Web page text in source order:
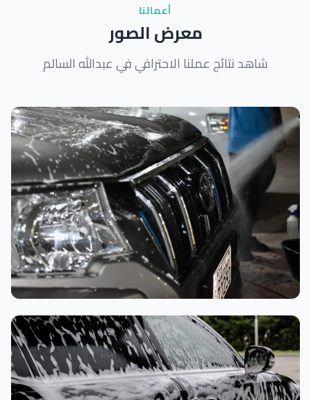
أعمالنا
معرض الصور
شاهد نتائج عملنا الاحترافي في عبدالله السالم
تنظيف داخلي